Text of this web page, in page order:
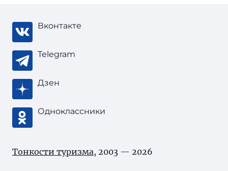
Вконтакте
Telegram
Дзен
Одноклассники
Тонкости туризма, 2003 — 2026